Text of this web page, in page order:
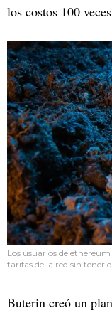
los costos 100
Los usuarios de
tarifas de la red sin tener
Buterin creó un